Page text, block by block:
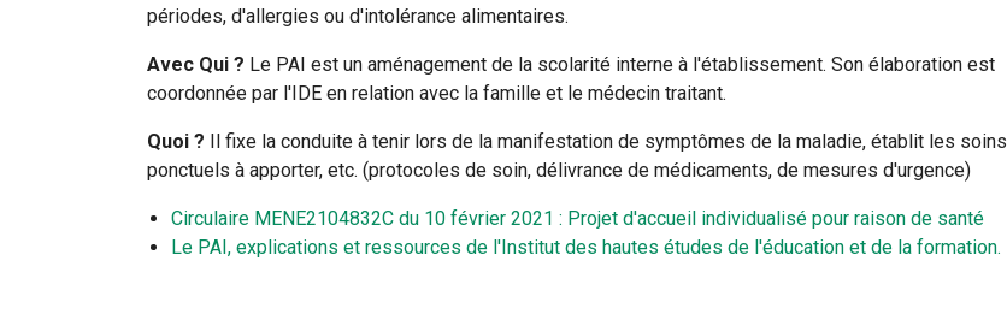
périodes, d'allergies ou d'intolérance alimentaires.
Avec Qui ? Le PAI est un aménagement de la scolarité interne à l'établissement. Son élaboration est
coordonnée par l'IDE en relation avec la famille et le médecin traitant.
Quoi ? Il fixe la conduite à tenir lors de la manifestation de symptômes de la maladie, établit les soins
ponctuels à apporter, etc. (protocoles de soin, délivrance de médicaments, de mesures d'urgence)
Circulaire MENE2104832C du 10 février 2021 : Projet d'accueil individualisé pour raison de santé
Le PAI, explications et ressources de l'Institut des hautes études de l'éducation et de la formation.